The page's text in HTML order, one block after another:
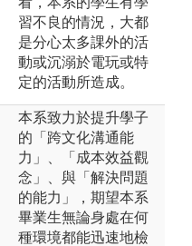
習不良的情況，大都
是分心太多課外的活
動或沉溺於電玩或特
定的活動所造成。
本系致力於提升學子
的「跨文化溝通能
力」、「成本效益觀
念」、與「解決問題
的能力」，期望本系
畢業生無論身處在何
種環境都能迅速地檢